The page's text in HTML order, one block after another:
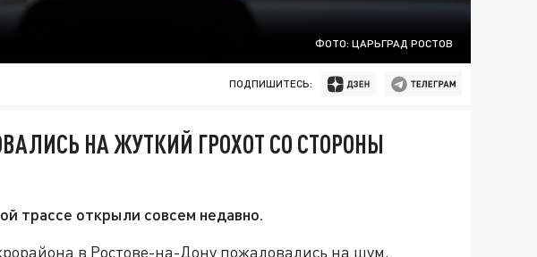
ФОТО: ЦАРЬГРАД РОСТОВ
ПОДПИШИТЕСЬ:
НА ЖУТКИЙ ГРОХОТ СО СТОРОНЫ
трассе открыли совсем недавно.
в Ростове-на-Дону пожаловались на шум,